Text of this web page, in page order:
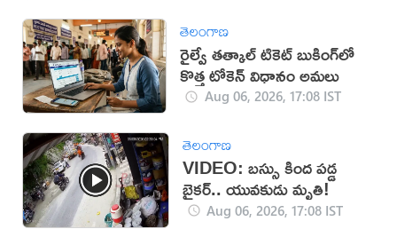
తెలంగాణ
రైల్వే తత్కాల్ టికెట్ బుకింగ్‌లో
కొత్త టోకెన్ విధానం అమలు
Aug 06, 2026, 17:08 IST
తెలంగాణ
VIDEO: బస్సు కింద పడ్డ
బైకర్.. యువకుడు మృతి!
Aug 06, 2026, 17:08 IST